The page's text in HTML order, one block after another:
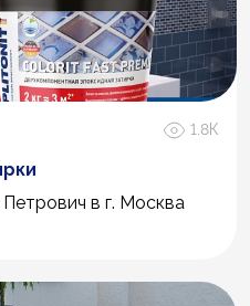
1.8К
в г. Москва